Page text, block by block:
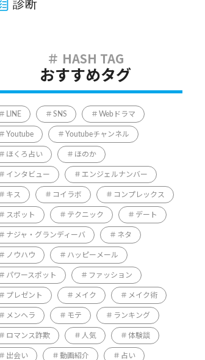
診断
おすすめタグ
LINE SNS Webドラマ
Youtube Youtubeチャンネル
ほくろ占い ほのか
インタビュー エンジェルナンバー
キス コイラボ コンプレックス
スポット テクニック デート
ナジャ・グランディーバ ネタ
ノウハウ ハッピーメール
パワースポット ファッション
プレゼント メイク メイク術
メンヘラ モテ ランキング
ロマンス詐欺 人気 体験談
出会い 動画紹介 占い